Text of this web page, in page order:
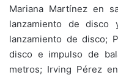
Mariana Martínez en
lanzamiento de disco
lanzamiento de disco;
disco e impulso de
metros; Irving Pérez